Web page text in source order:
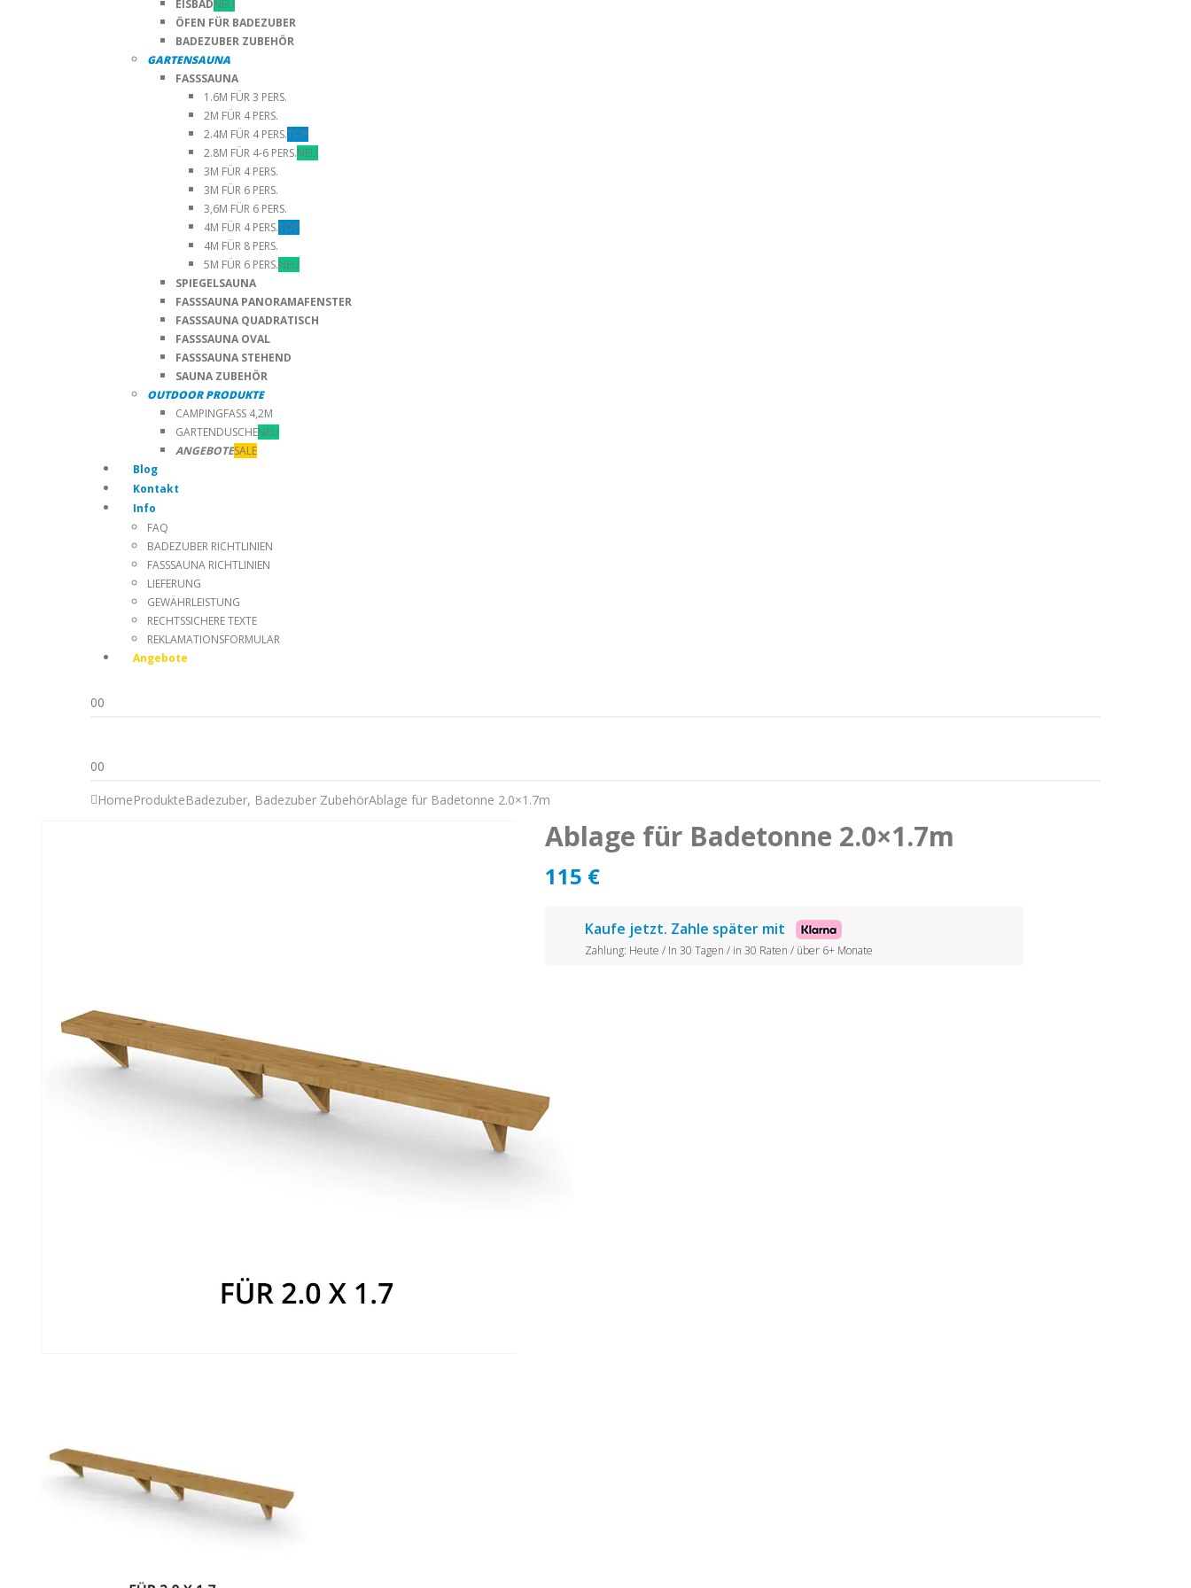
EISBADNEU
ÖFEN FÜR BADEZUBER
BADEZUBER ZUBEHÖR
GARTENSAUNA
FASSSAUNA
1.6M FÜR 3 PERS.
2M FÜR 4 PERS.
2.4M FÜR 4 PERS.TOP
2.8M FÜR 4-6 PERS.NEU
3M FÜR 4 PERS.
3M FÜR 6 PERS.
3,6M FÜR 6 PERS.
4M FÜR 4 PERS.TOP
4M FÜR 8 PERS.
5M FÜR 6 PERS.NEU
SPIEGELSAUNA
FASSSAUNA PANORAMAFENSTER
FASSSAUNA QUADRATISCH
FASSSAUNA OVAL
FASSSAUNA STEHEND
SAUNA ZUBEHÖR
OUTDOOR PRODUKTE
CAMPINGFASS 4,2M
GARTENDUSCHENEU
ANGEBOTESALE
Blog
Kontakt
Info
FAQ
BADEZUBER RICHTLINIEN
FASSSAUNA RICHTLINIEN
LIEFERUNG
GEWÄHRLEISTUNG
RECHTSSICHERE TEXTE
REKLAMATIONSFORMULAR
Angebote
00
00
HomeProdukteBadezuber, Badezuber ZubehörAblage für Badetonne 2.0×1.7m
Ablage für Badetonne 2.0×1.7m
115 €
Kaufe jetzt. Zahle später mit
Zahlung: Heute / In 30 Tagen / in 30 Raten / über 6+ Monate